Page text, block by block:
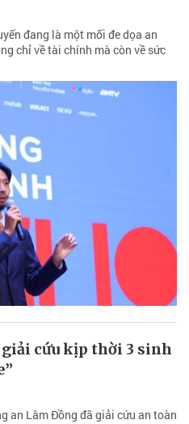
đang là một mối đe dọa an
chỉ về tài chính mà còn về sức
cứu kịp thời 3 sinh
an Lâm Đồng đã giải cứu an toàn